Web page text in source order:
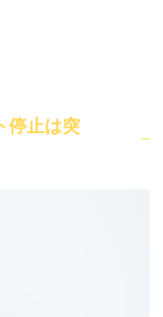
停止は突